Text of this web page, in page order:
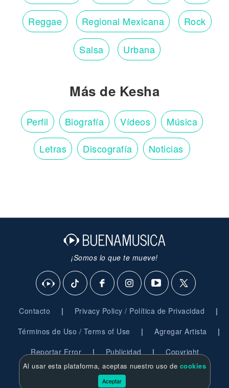
Reggae Regional Mexicana Rock
Salsa Urbana
Más de Kesha
Perfil Biografía Vídeos Música
Letras Discografía Noticias
¡Somos lo que te mueve!
Contacto | Privacy Policy / Política de Privacidad |
Términos de Uso / Terms of Use | Agregar Artista |
Reportar Error | Publicidad | Copyright
© 2026 BuenaMusica.com - Derechos Reservados
Al usar esta plataforma, aceptas nuestro uso de cookies
Aceptar